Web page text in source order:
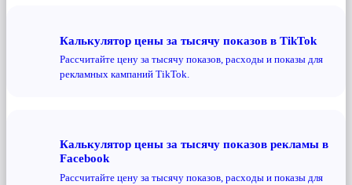
Калькулятор цены за тысячу показов в TikTok
Рассчитайте цену за тысячу показов, расходы и показы для
рекламных кампаний TikTok.
Калькулятор цены за тысячу показов рекламы в
Facebook
Рассчитайте цену за тысячу показов, расходы и показы для